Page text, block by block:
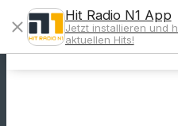
close
Hit Radio N1 App
Jetzt installieren und
aktuellen Hits!